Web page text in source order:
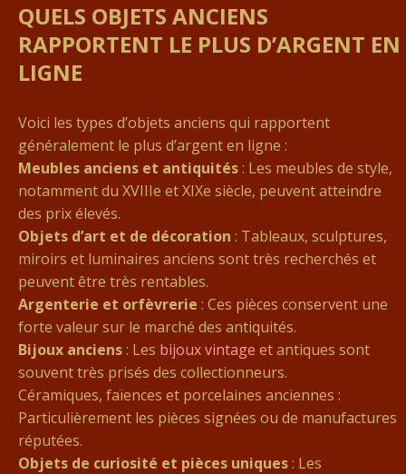
QUELS OBJETS ANCIENS
RAPPORTENT LE PLUS D’ARGENT EN
LIGNE
Voici les types d’objets anciens qui rapportent
généralement le plus d’argent en ligne :
Meubles anciens et antiquités: Les meubles de style,
notamment du XVIIIe et XIXe siècle, peuvent atteindre
des prix élevés.
Objets d’art et de décoration : Tableaux, sculptures,
miroirs et luminaires anciens sont très recherchés et
peuvent être très rentables.
Argenterie et orfèvrerie : Ces pièces conservent une
forte valeur sur le marché des antiquités.
Bijoux anciens: Les bijoux vintage et antiques sont
souvent très prisés des collectionneurs.
Céramiques, faïences et porcelaines anciennes :
Particulièrement les pièces signées ou de manufactures
réputées.
Objets de curiosité et pièces uniques: Les